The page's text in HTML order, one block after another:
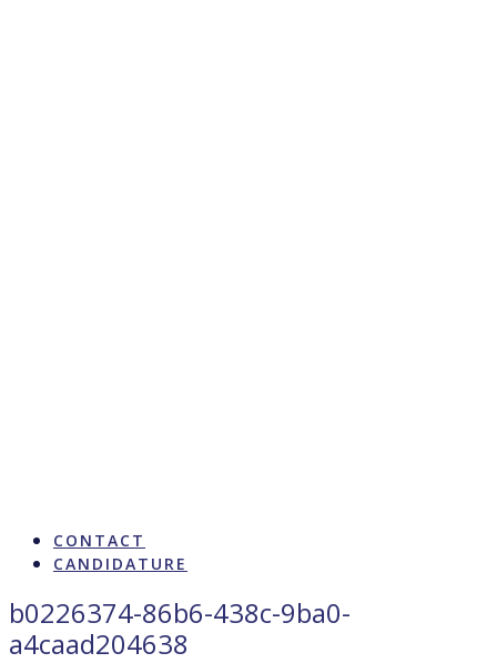
CONTACT
CANDIDATURE
b0226374-86b6-438c-9ba0-
a4caad204638